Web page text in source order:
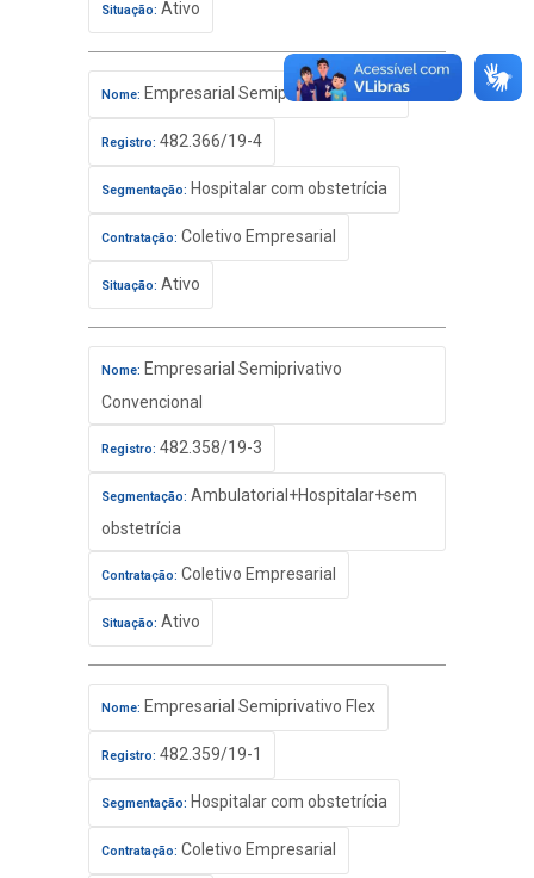
Situação: Ativo
Nome: Empresarial Semiprivativo Básico
Registro: 482.366/19-4
Segmentação: Hospitalar com obstetrícia
Contratação: Coletivo Empresarial
Situação: Ativo
Nome: Empresarial Semiprivativo
Convencional
Registro: 482.358/19-3
Segmentação: Ambulatorial+Hospitalar+sem
obstetrícia
Contratação: Coletivo Empresarial
Situação: Ativo
Nome: Empresarial Semiprivativo Flex
Registro: 482.359/19-1
Segmentação: Hospitalar com obstetrícia
Contratação: Coletivo Empresarial